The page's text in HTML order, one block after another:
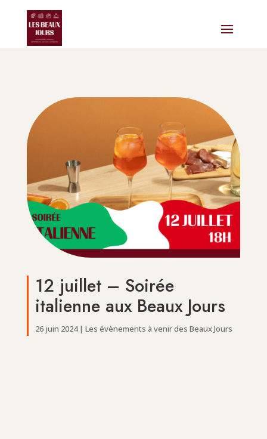
12 juillet – Soirée
italienne aux Beaux Jours
26 juin 2024| Les évènements à venir des Beaux Jours